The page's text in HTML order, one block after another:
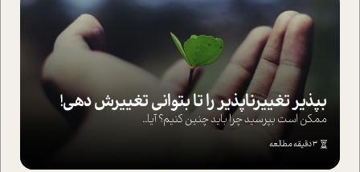
بپذير تغييرناپذير را تا بتواني تغييرش دهي!‏
ممکن است بپرسيد چرا بايد چنين کنيم؟ آيا...
3 دقیقه مطالعه